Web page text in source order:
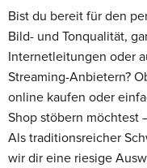
Bist du bereit für den
Bild- und Tonqualität,
Internetleitungen oder
Streaming-Anbietern?
online kaufen oder
Shop stöbern möchtest
Als traditionsreicher
wir dir eine riesige